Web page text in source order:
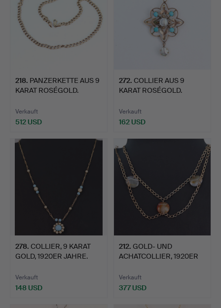
218. PANZERKETTE AUS 9
KARAT ROSÉGOLD.
Verkauft
512 USD
272. COLLIER AUS 9
KARAT ROSÉGOLD.
Verkauft
162 USD
278. COLLIER, 9 KARAT
GOLD, 1920ER JAHRE.
Verkauft
148 USD
212. GOLD- UND
ACHATCOLLIER, 1920ER
Verkauft
377 USD